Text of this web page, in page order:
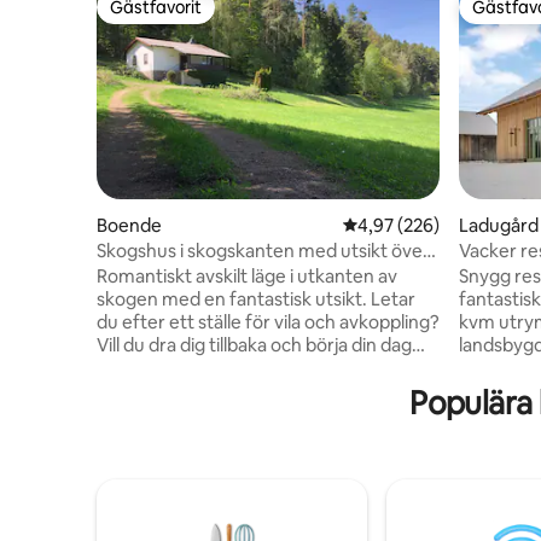
Gästfavorit
Gästfavorit
Boende 4,97 av 5 i
4,97 (226)
Skogshus i skogskanten med utsikt över
Bayer. skogen
Romantiskt avskilt läge i utkanten av
skogen med en fantastisk utsikt. Letar
du efter ett ställe för vila och avkoppling?
Vill du dra dig tillbaka och börja din dag
av skogen ger vi dig utrymme och frihet
mobilmottagning 5G. INGET WIFI, ingen
Ladugård
Vacker
Snygg
kvm
in dusch,
terrazzo